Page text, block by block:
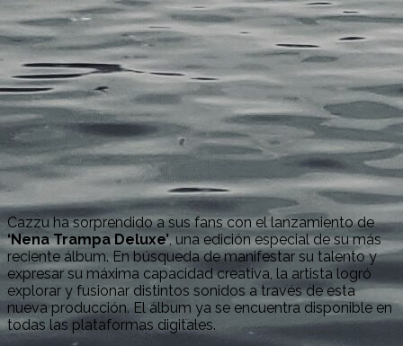
Cazzu ha sorprendido a sus fans con el lanzamiento de
‘Nena Trampa Deluxe’, una edición especial de su más
reciente álbum. En búsqueda de manifestar su talento y
expresar su máxima capacidad creativa, la artista logró
explorar y fusionar distintos sonidos a través de esta
nueva producción. El álbum ya se encuentra disponible en
todas las plataformas digitales.